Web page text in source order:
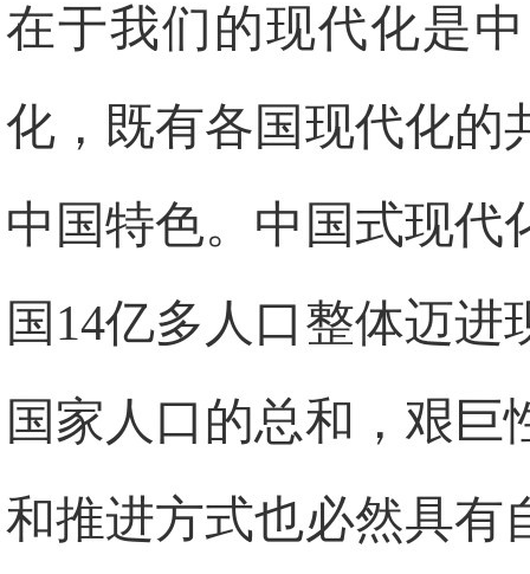
在于我们的现代化是
化，既有各国现代化的
中国特色。中国式现代
国14亿多人口整体迈
国家人口的总和，艰巨
和推进方式也必然具有